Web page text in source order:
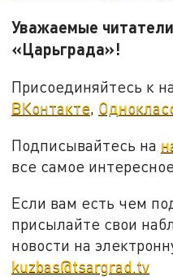
Уважаемые читатели
Присоединяйтесь к
ВКонтакте,
Подписывайтесь на
все самое
Если вам есть чем
присылайте свои
новости на
kuzbas@tsargrad.tv